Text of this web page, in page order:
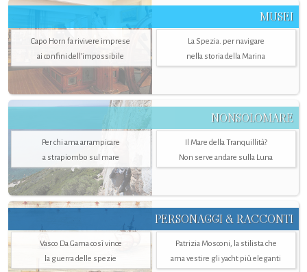
MUSEI
Capo Horn fa rivivere imprese
ai confini dell’impossibile
La Spezia. per navigare
nella storia della Marina
NONSOLOMARE
Per chi ama arrampicare
a strapiombo sul mare
Il Mare della Tranquillità?
Non serve andare sulla Luna
PERSONAGGI & RACCONTI
Vasco Da Gama così vince
la guerra delle spezie
Patrizia Mosconi, la stilista che
ama vestire gli yacht più eleganti